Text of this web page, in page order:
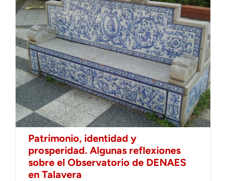
Patrimonio, identidad y
prosperidad. Algunas reflexiones
sobre el Observatorio de DENAES
en Talavera